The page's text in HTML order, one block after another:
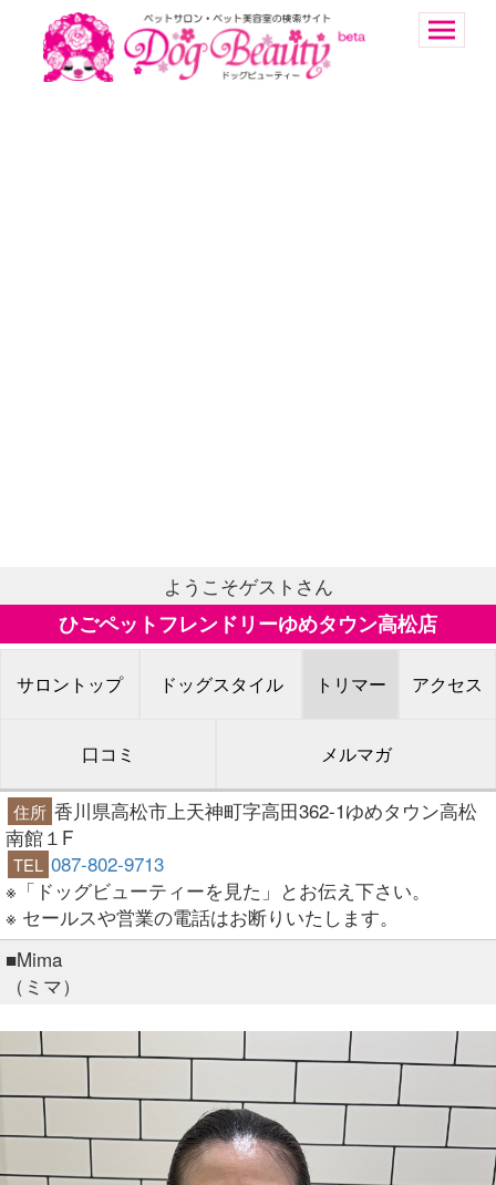
ようこそゲストさん
ひごペットフレンドリーゆめタウン高松店
サロントップ ドッグスタイル トリマー アクセス
口コミ メルマガ
住所 香川県高松市上天神町字高田362-1ゆめタウン高松
南館１F
TEL 087-802-9713
※「ドッグビューティーを見た」とお伝え下さい。
※ セールスや営業の電話はお断りいたします。
■Mima
（ミマ）